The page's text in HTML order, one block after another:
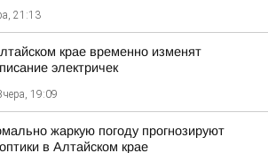
21:13
крае временно изменят
электричек
19:09
жаркую погоду прогнозируют
в Алтайском крае